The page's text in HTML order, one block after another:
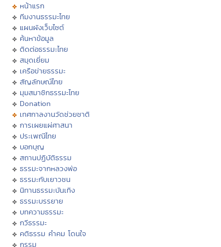
หน้าแรก
ทีมงานธรรมะไทย
แผนผังเว็บไซต์
ค้นหาข้อมูล
ติดต่อธรรมะไทย
สมุดเยี่ยม
เครือข่ายธรรมะ
สัญลักษณ์ไทย
มุมสมาชิกธรรมะไทย
Donation
เทศกาลงานวัดช่วยชาติ
การเผยแผ่ศาสนา
ประเพณีไทย
บอกบุญ
สถานปฏิบัติธรรม
ธรรมะจากหลวงพ่อ
ธรรมะกับเยาวชน
นิทานธรรมะบันเทิง
ธรรมะบรรยาย
บทความธรรมะ
กวีธรรมะ
คติธรรม คำคม โดนใจ
กรรม